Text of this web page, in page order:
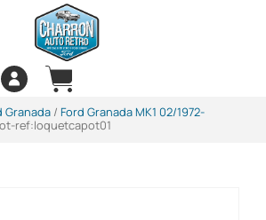
Granada / Ford Granada MK1 02/1972-
ref:loquetcapot01